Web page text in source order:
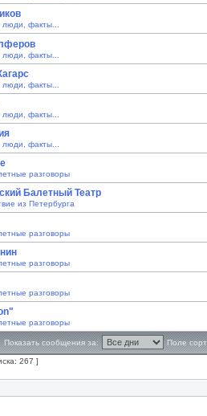
факты...
факты...
факты...
факты...
факты...
разговоры
Балетный Театр
из Петербурга
разговоры
разговоры
разговоры
разговоры
Показать сообщения за: Поле
267 ]